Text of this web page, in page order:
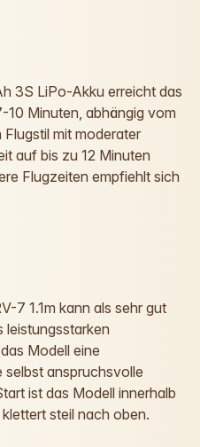
3S LiPo-Akku erreicht das
Minuten, abhängig vom
mit moderater
auf bis zu 12 Minuten
Flugzeiten empfiehlt sich
7 1.1m kann als sehr gut
leistungsstarken
Modell eine
selbst anspruchsvolle
ist das Modell innerhalb
steil nach oben.